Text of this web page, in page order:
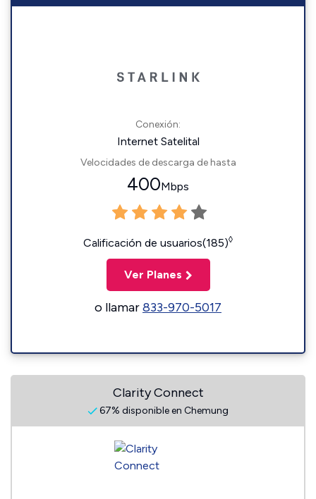
Conexión:
Internet Satelital
Velocidades de descarga de hasta
400Mbps
Calificación de usuarios(185)◊
Ver Planes
o llamar833-970-5017
Clarity Connect
67% disponible en Chemung